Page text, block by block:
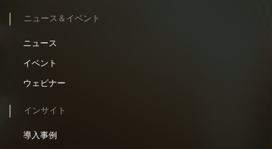
ニュース＆イベント
ニュース
イベント
ウェビナー
インサイト
導入事例